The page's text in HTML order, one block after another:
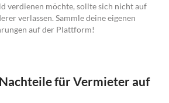
verdienen möchte, sollte sich nicht auf
verlassen. Sammle deine eigenen
auf der Plattform!
für Vermieter auf